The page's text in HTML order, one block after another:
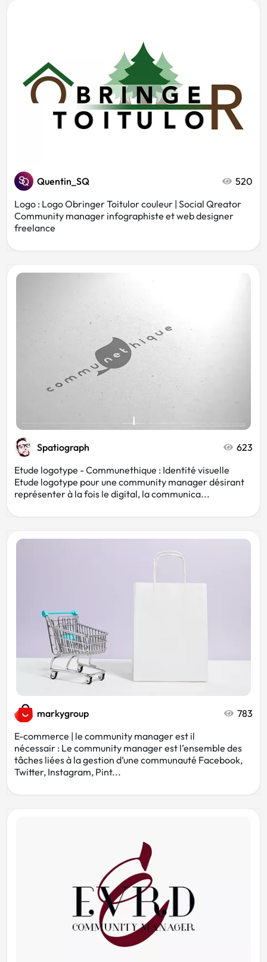
Quentin_SQ
520
Logo : Logo Obringer Toitulor couleur | Social Qreator
Community manager infographiste et web designer
freelance
Spatiograph
623
Etude logotype - Communethique : Identité visuelle
Etude logotype pour une community manager désirant
représenter à la fois le digital, la communica...
markygroup
783
E-commerce | le community manager est il
nécessair : Le community manager est l’ensemble des
tâches liées à la gestion d’une communauté Facebook,
Twitter, Instagram, Pint...